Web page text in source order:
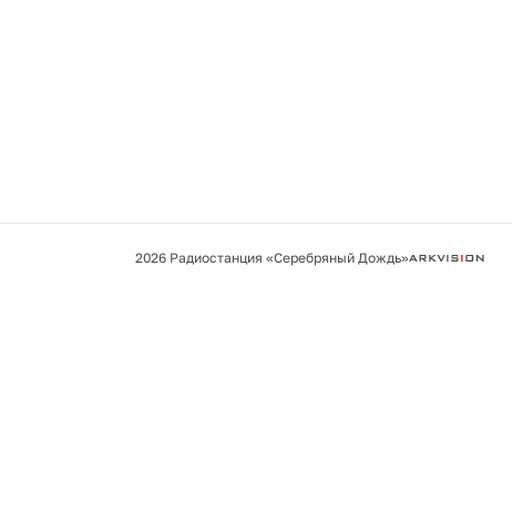
2026 Радиостанция «Серебряный Дождь»